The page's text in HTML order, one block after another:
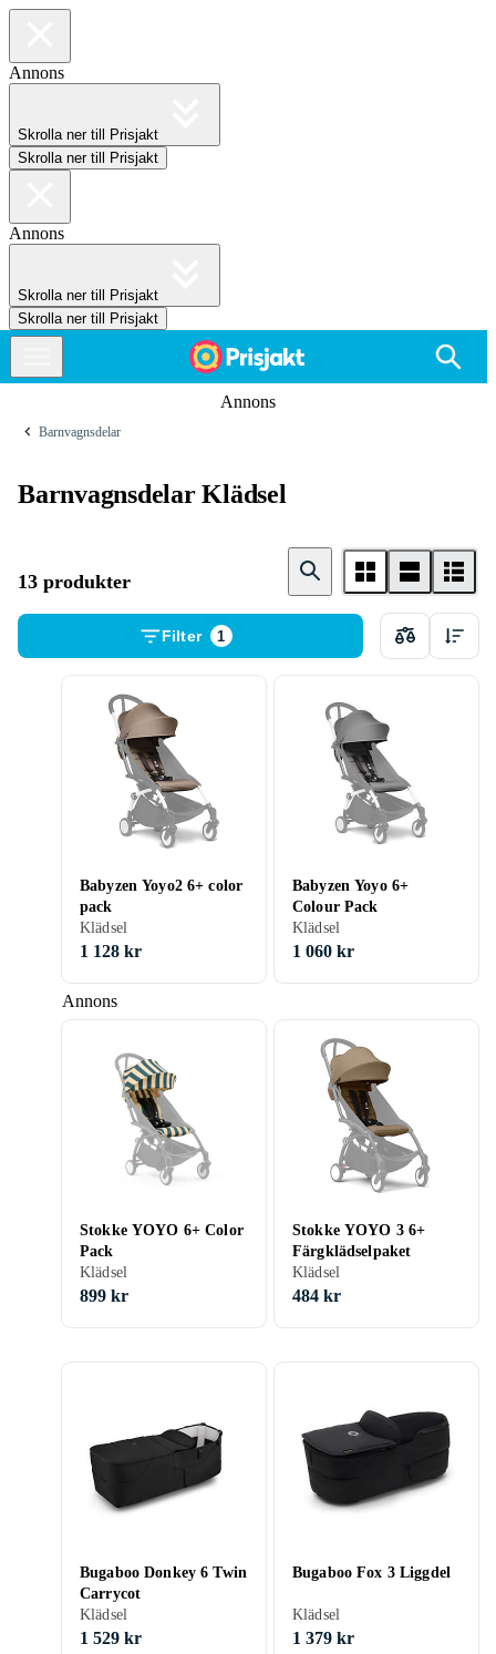
Annons
Skrolla ner till Prisjakt
Skrolla ner till Prisjakt
Annons
Skrolla ner till Prisjakt
Skrolla ner till Prisjakt
Annons
Barnvagnsdelar
Barnvagnsdelar Klädsel
13 produkter
Filter 1
Annons
Babyzen Yoyo2 6+ color
pack
Klädsel
1 128 kr
Babyzen Yoyo 6+
Colour Pack
Klädsel
1 060 kr
Stokke YOYO 6+ Color
Pack
Klädsel
899 kr
Stokke YOYO 3 6+
Färgklädselpaket
Klädsel
484 kr
Bugaboo Donkey 6 Twin
Carrycot
Klädsel
1 529 kr
Bugaboo Fox 3 Liggdel
Klädsel
1 379 kr